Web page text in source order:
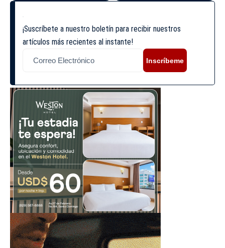
¡Suscríbete a nuestro boletín para recibir nuestros
artículos más recientes al instante!
Inscríbeme